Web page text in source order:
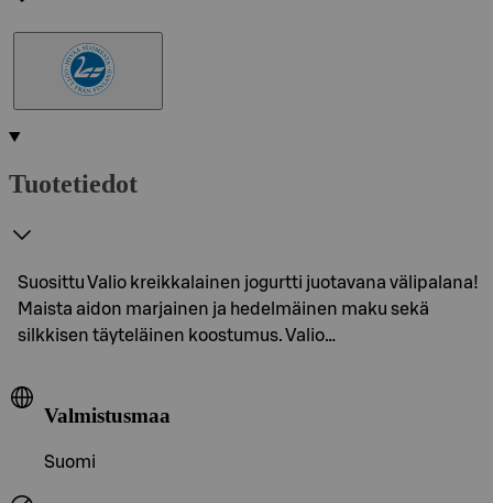
Tuotetiedot
Suosittu Valio kreikkalainen jogurtti juotavana välipalana!
Maista aidon marjainen ja hedelmäinen maku sekä
silkkisen täyteläinen koostumus. Valio…
Valmistusmaa
Suomi